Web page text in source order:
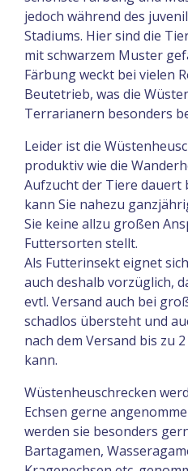
jedoch während des
Stadiums. Hier sind die
mit schwarzem Muster
Färbung weckt bei vielen
Beutetrieb, was die
Terrarianern besonders
Leider ist die
produktiv wie die
Aufzucht der Tiere dauert
kann Sie nahezu
Sie keine allzu großen
Futtersorten stellt.
Als Futterinsekt eignet
auch deshalb vorzüglich,
evtl. Versand auch bei
schadlos übersteht und
nach dem Versand bis zu
kann.
Wüstenheuschrecken
Echsen gerne
werden sie besonders
Bartagamen,